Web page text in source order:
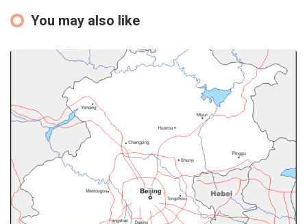
You may also like